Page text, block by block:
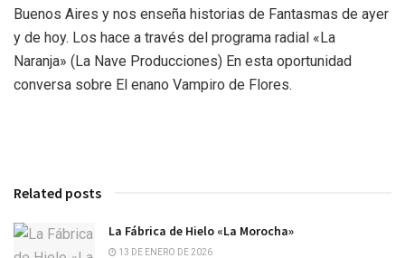
Buenos Aires y nos enseña historias de Fantasmas de ayer
y de hoy. Los hace a través del programa radial «La
Naranja» (La Nave Producciones) En esta oportunidad
conversa sobre El enano Vampiro de Flores.
Related posts
La Fábrica de Hielo «La Morocha»
13 DE ENERO DE 2026